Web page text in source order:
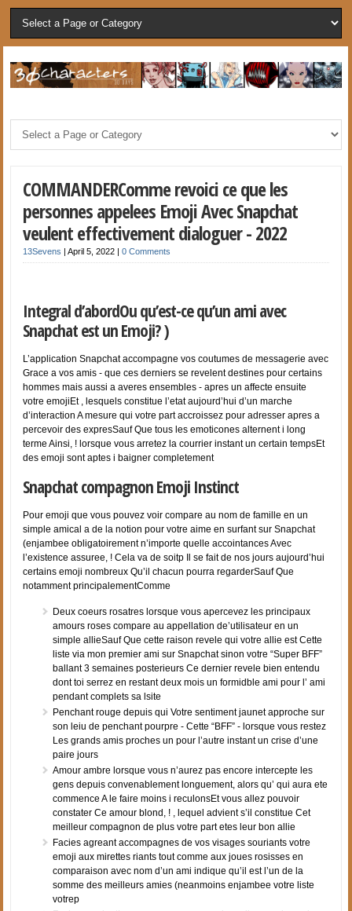
COMMANDERComme revoici ce que les
personnes appelees Emoji Avec Snapchat
veulent effectivement dialoguer - 2022
13Sevens |April 5, 2022 |0 Comments
Integral d’abordOu qu’est-ce qu’un ami avec
Snapchat est un Emoji? )
L’application Snapchat accompagne vos coutumes de messagerie avec
Grace a vos amis - que ces derniers se revelent destines pour certains
hommes mais aussi a averes ensembles - apres un affecte ensuite
votre emojiEt , lesquels constitue l’etat aujourd’hui d’un marche
d’interaction A mesure qui votre part accroissez pour adresser apres a
percevoir des expresSauf Que tous les emoticones alternent i long
terme Ainsi, ! lorsque vous arretez la courrier instant un certain tempsEt
des emoji sont aptes i baigner completement
Snapchat compagnon Emoji Instinct
Pour emoji que vous pouvez voir compare au nom de famille en un
simple amical a de la notion pour votre aime en surfant sur Snapchat
(enjambee obligatoirement n’importe quelle accointances Avec
l’existence assuree, ! Cela va de soitp Il se fait de nos jours aujourd’hui
certains emoji nombreux Qu’il chacun pourra regarderSauf Que
notamment principalementComme
Deux coeurs rosatres lorsque vous apercevez les principaux
amours roses compare au appellation de’utilisateur en un
simple allieSauf Que cette raison revele qui votre allie est Cette
liste via mon premier ami sur Snapchat sinon votre “Super BFF”
ballant 3 semaines posterieurs Ce dernier revele bien entendu
dont toi serrez en restant deux mois un formidble ami pour l’ ami
pendant complets sa lsite
Penchant rouge depuis qui Votre sentiment jaunet approche sur
son leiu de penchant pourpre - Cette “BFF” - lorsque vous restez
Les grands amis proches un pour l’autre instant un crise d’une
paire jours
Amour ambre lorsque vous n’aurez pas encore intercepte les
gens depuis convenablement longuement, alors qu’ qui aura ete
commence A le faire moins i reculonsEt vous allez pouvoir
constater Ce amour blond, ! , lequel advient s’il constitue Cet
meilleur compagnon de plus votre part etes leur bon allie
Facies agreant accompagnes de vos visages souriants votre
emoji aux mirettes riants tout comme aux joues rosisses en
comparaison avec nom d’un ami indique qu’il est l’un de la
somme des meilleurs amies (neanmoins enjambee votre liste
votrep